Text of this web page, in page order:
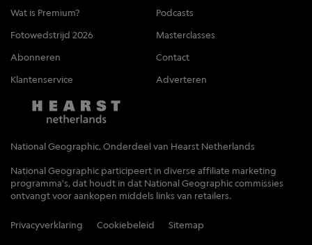
Wat is Premium?
Podcasts
Fotowedstrijd 2026
Masterclasses
Abonneren
Contact
Klantenservice
Adverteren
National Geographic, Onderdeel van Hearst Netherlands
National Geographic participeert in diverse affiliate marketing
programma's, dat houdt in dat National Geographic commissies
ontvangt voor aankopen middels links van retailers.
Privacyverklaring Cookiebeleid Sitemap